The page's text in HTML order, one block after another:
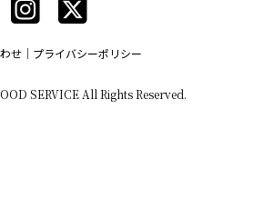
せ プライバシーポリシー
SERVICE All Rights Reserved.